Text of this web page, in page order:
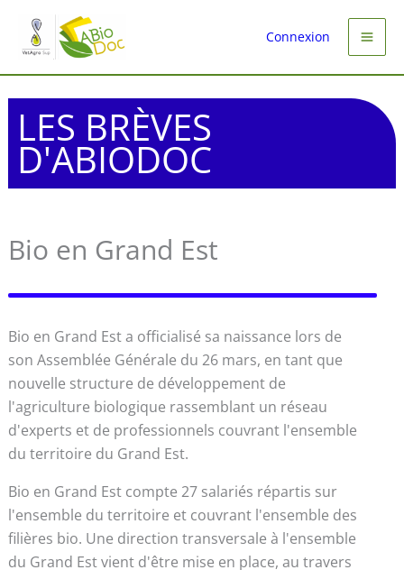
contenu
Connexion
LES BRÈVES
D'ABIODOC
Bio en Grand Est
Bio en Grand Est a officialisé sa naissance lors de
son Assemblée Générale du 26 mars, en tant que
nouvelle structure de développement de
l'agriculture biologique rassemblant un réseau
d'experts et de professionnels couvrant l'ensemble
du territoire du Grand Est.
Bio en Grand Est compte 27 salariés répartis sur
l'ensemble du territoire et couvrant l'ensemble des
filières bio. Une direction transversale à l'ensemble
du Grand Est vient d'être mise en place, au travers